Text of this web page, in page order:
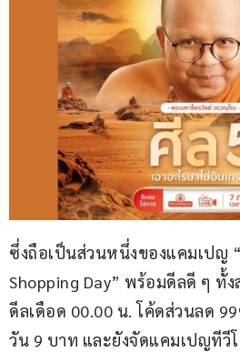
ซึ่งถือเป็นส่วนหนึ่งของแคมเปญ
Shopping Day” พร้อมดีลดี ๆ ทั้
ดีลเดือด 00.00 น. โค้ดส่วนลด
วัน 9 บาท และยังจัดแคมเปญทีวี